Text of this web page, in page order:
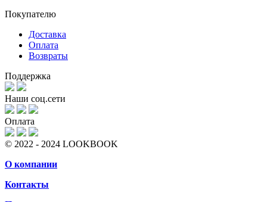
Покупателю
Доставка
Оплата
Возвраты
Поддержка
Наши соц.сети
Оплата
© 2022 - 2024 LOOKBOOK
О компании
Контакты